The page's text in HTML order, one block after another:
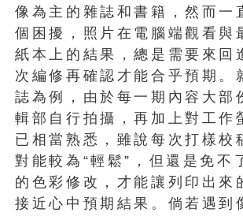
像為主的雜誌和書籍，然而一
個困擾，照片在電腦端觀看與
紙本上的結果，總是需要來回
次編修再確認才能合乎預期。
誌為例，由於每一期內容大部
輯部自行拍攝，再加上對工作
已相當熟悉，雖說每次打樣校
對能較為“輕鬆”，但還是免不
的色彩修改，才能讓列印出來
接近心中預期結果。倘若遇到